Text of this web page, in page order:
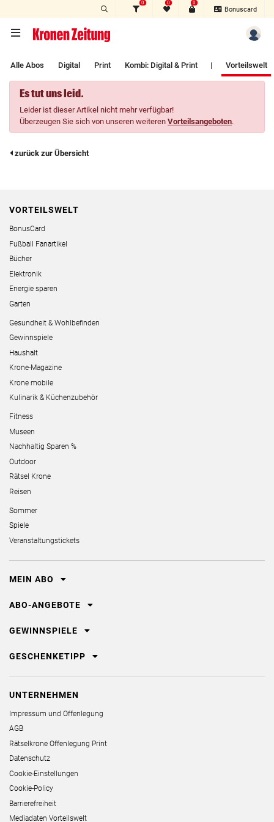
0 0 0
Bonuscard
Alle Abos Digital Print Kombi: Digital & Print | Vorteilswelt
Es tut uns leid.
Leider ist dieser Artikel nicht mehr verfügbar!
Überzeugen Sie sich von unseren weiteren Vorteilsangeboten.
zurück zur Übersicht
VORTEILSWELT
BonusCard
Fußball Fanartikel
Bücher
Elektronik
Energie sparen
Garten
Gesundheit & Wohlbefinden
Gewinnspiele
Haushalt
Krone-Magazine
Krone mobile
Kulinarik & Küchenzubehör
Fitness
Museen
Nachhaltig Sparen %
Outdoor
Rätsel Krone
Reisen
Sommer
Spiele
Veranstaltungstickets
MEIN ABO
ABO-ANGEBOTE
GEWINNSPIELE
GESCHENKETIPP
UNTERNEHMEN
Impressum und Offenlegung
AGB
Rätselkrone Offenlegung Print
Datenschutz
Cookie-Einstellungen
Cookie-Policy
Barrierefreiheit
Mediadaten Vorteilswelt